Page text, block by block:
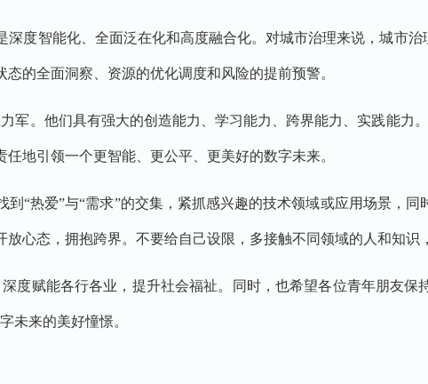
度智能化、全面泛在化和高度融合化。对城市治理来说，城市治
的全面洞察、资源的优化调度和风险的提前预警。
军。他们具有强大的创造能力、学习能力、跨界能力、实践能力
地引领一个更智能、更公平、更美好的数字未来。
“热爱”与“需求”的交集，紧抓感兴趣的技术领域或应用场景，
心态，拥抱跨界。不要给自己设限，多接触不同领域的人和知识
度赋能各行各业，提升社会福祉。同时，也希望各位青年朋友
未来的美好憧憬。